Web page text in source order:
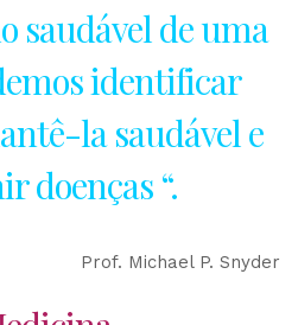
saudável de uma
identificar
la saudável e
doenças “.
Prof. Michael P. Snyder